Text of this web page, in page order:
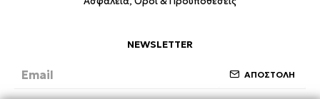
NEWSLETTER
ΑΠΟΣΤΟΛΗ